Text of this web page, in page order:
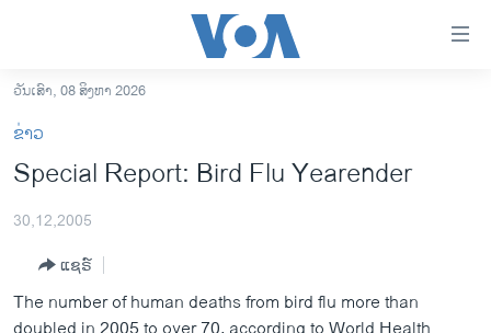
ເຂົ້າ
ຫາ
ຂ້າມ
ໄປ
ຄົ້ນ
ອາເມຣິກາ
ການເລືອກຕັ້ງ ປະທານາທີບໍດີ ສະຫະລັດ 2024
ຂ່າວ​ຈີນ
ໂລກ
ວັນເສົາ, 08 ສິງຫາ 2026
ຂ່າວ
Special Report: Bird Flu Yearender
30,12,2005
ແຊຣ໌
The number of human deaths from bird flu more than